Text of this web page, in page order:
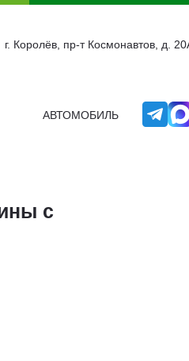
г. Королёв, пр-т Космонавтов, д.
АВТОМОБИЛЬ
с